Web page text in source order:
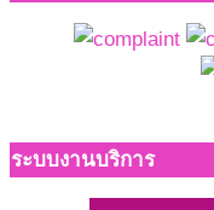
ระบบงานบริการ